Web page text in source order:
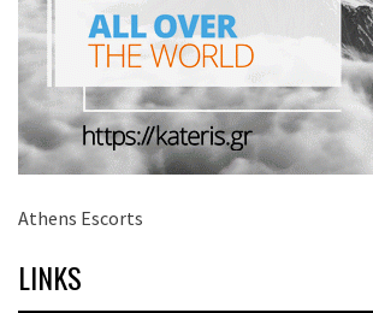
Athens Escorts
LINKS